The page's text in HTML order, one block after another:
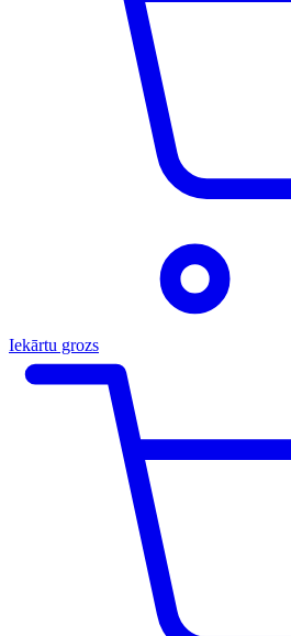
Iekārtu grozs